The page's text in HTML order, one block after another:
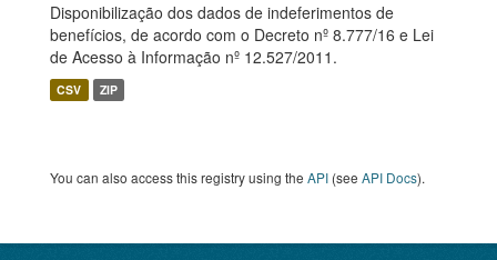
Disponibilização dos dados de indeferimentos de
benefícios, de acordo com o Decreto nº 8.777/16 e Lei
de Acesso à Informação nº 12.527/2011.
CSV ZIP
You can also access this registry using the API (see API Docs).